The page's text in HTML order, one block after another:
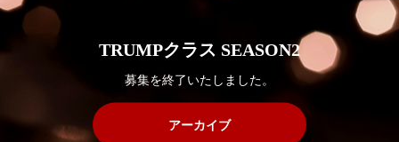
TRUMPクラス SEASON2
募集を終了いたしました。
アーカイブ